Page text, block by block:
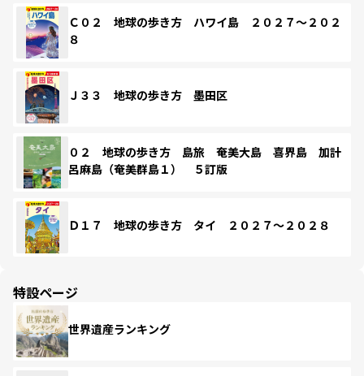
Ｃ０２ 地球の歩き方 ハワイ島 ２０２７～２０２
８
Ｊ３３ 地球の歩き方 墨田区
０２ 地球の歩き方 島旅 奄美大島 喜界島 加計
呂麻島（奄美群島１） ５訂版
Ｄ１７ 地球の歩き方 タイ ２０２７～２０２８
特設ページ
世界遺産ランキング